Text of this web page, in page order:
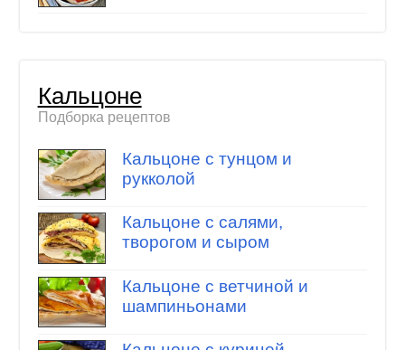
Кальцоне
Подборка рецептов
Кальцоне с тунцом и
рукколой
Кальцоне с салями,
творогом и сыром
Кальцоне с ветчиной и
шампиньонами